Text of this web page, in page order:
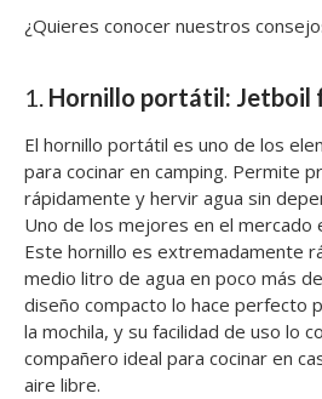
¿Quieres conocer nuestros
1. Hornillo portátil: Jetboil
El hornillo portátil es uno de los
para cocinar en camping. Permite
rápidamente y hervir agua sin
Uno de los mejores en el mercado
Este hornillo es extremadamente
medio litro de agua en poco más
diseño compacto lo hace perfecto
la mochila, y su facilidad de uso lo
compañero ideal para cocinar en
aire libre.